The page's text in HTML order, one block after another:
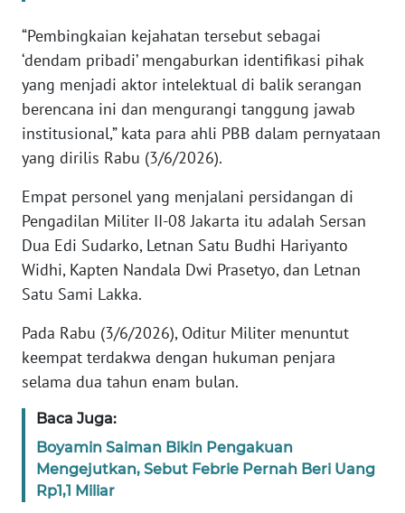
“Pembingkaian kejahatan tersebut sebagai
‘dendam pribadi’ mengaburkan identifikasi pihak
yang menjadi aktor intelektual di balik serangan
berencana ini dan mengurangi tanggung jawab
institusional,” kata para ahli PBB dalam pernyataan
yang dirilis Rabu (3/6/2026).
Empat personel yang menjalani persidangan di
Pengadilan Militer II-08 Jakarta itu adalah Sersan
Dua Edi Sudarko, Letnan Satu Budhi Hariyanto
Widhi, Kapten Nandala Dwi Prasetyo, dan Letnan
Satu Sami Lakka.
Pada Rabu (3/6/2026), Oditur Militer menuntut
keempat terdakwa dengan hukuman penjara
selama dua tahun enam bulan.
Baca Juga:
Boyamin Saiman Bikin Pengakuan
Mengejutkan, Sebut Febrie Pernah Beri Uang
Rp1,1 Miliar
Wahana
News
Regional
WN
SUMUT
WN
JAKARTA
WN
JABAR
WN
BANTEN
WN
NTT
WN